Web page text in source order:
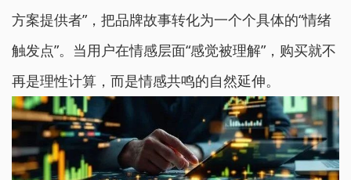
方案提供者”，把品牌故事转化为一个个具体的“情绪
触发点”。当用户在情感层面“感觉被理解”，购买就不
再是理性计算，而是情感共鸣的自然延伸。